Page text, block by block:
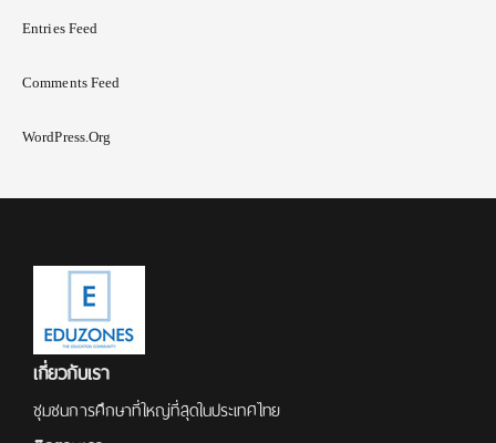
Entries Feed
Comments Feed
WordPress.org
เกี่ยวกับเรา
ชุมชนการศึกษาที่ใหญ่ที่สุดในประเทศไทย